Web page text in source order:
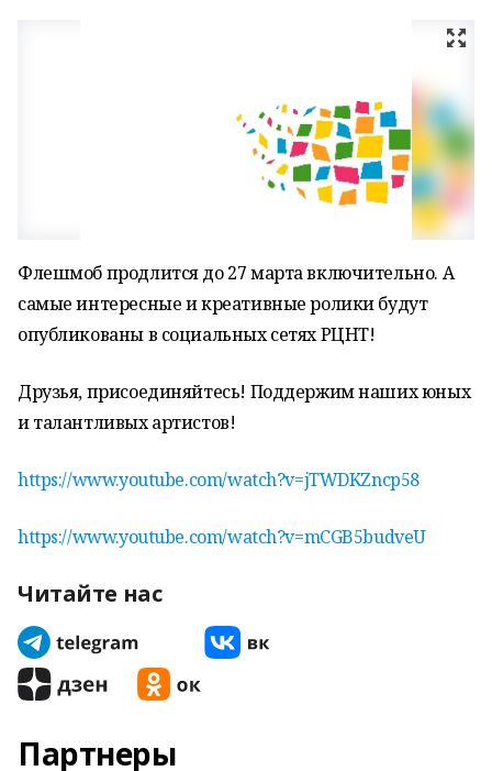
Флешмоб продлится до 27 марта включительно. А
самые интересные и креативные ролики будут
опубликованы в социальных сетях РЦНТ!
Друзья, присоединяйтесь! Поддержим наших юных
и талантливых артистов!
https://www.youtube.com/watch?v=jTWDKZncp58
https://www.youtube.com/watch?v=mCGB5budveU
Читайте нас
Партнеры